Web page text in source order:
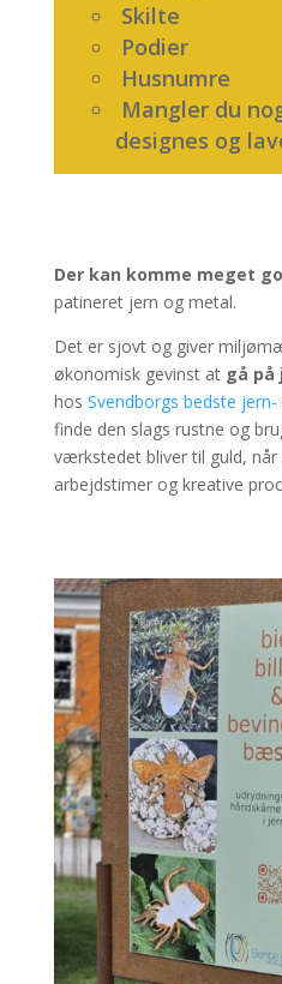
Skilte
Podier
Husnumre
Mangler du
designes og
Der kan komme meget
patineret jern og metal.
Det er sjovt og giver
økonomisk gevinst at gå
hos Svendborgs bedste
finde den slags rustne og
værkstedet bliver til guld, når
arbejdstimer og kreative